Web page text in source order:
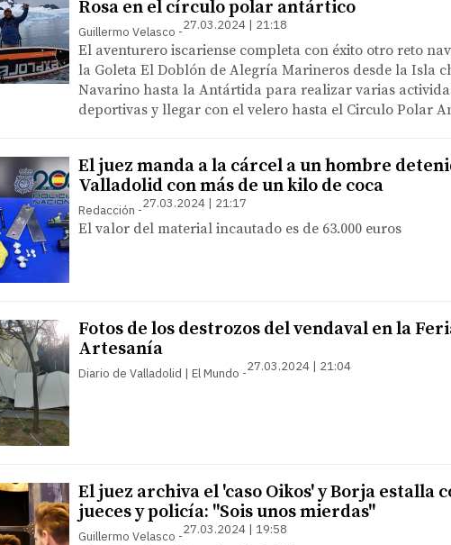
Rosa en el círculo polar antártico
Guillermo Velasco 27.03.2024 | 21:18
El aventurero iscariense completa con éxito otro reto
la Goleta El Doblón de Alegría Marineros desde la Isla
Navarino hasta la Antártida para realizar varias
deportivas y llegar con el velero hasta el Circulo Polar
El juez manda a la cárcel a un hombre
Valladolid con más de un kilo de coca
Redacción 27.03.2024 | 21:17
El valor del material incautado es de 63.000 euros
Fotos de los destrozos del vendaval en la
Artesanía
Diario de Valladolid | El Mundo 27.03.2024 | 21:04
El juez archiva el 'caso Oikos' y Borja estalla
jueces y policía: "Sois unos mierdas"
Guillermo Velasco 27.03.2024 | 19:58